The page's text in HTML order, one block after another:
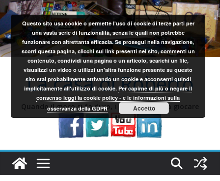
Salta
al
contenuto
La casa di Roberto
Quando il gioco si fa duro, i sardi iniziano a giocare
Questo sito usa cookie o permette l'uso di cookie di terze parti per
una vasta serie di funzionalità, senza le quali non potrebbe
funzionare con altrettanta efficacia. Se prosegui nella navigazione,
scorri questa pagina, clicchi sui link presenti nel sito, commenti un
contenuto, condividi una pagina o un articolo, scarichi un file,
visualizzi un video o utilizzi un'altra funzione presente su questo
sito stai probabilmente attivando un cookie e acconsenti quindi
implicitamente all'utilizzo di cookie.Per capirne di più o negare il
consenso leggi la cookie policy - e le informazioni sulla
osservanza della GDPR
Accetto